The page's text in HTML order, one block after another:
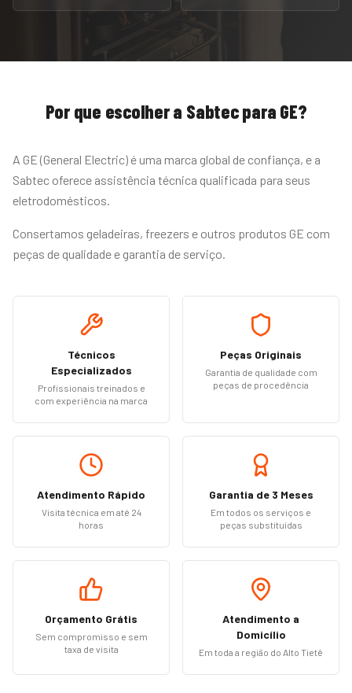
Por que escolher a Sabtec para GE?
A GE (General Electric) é uma marca global de confiança, e a
Sabtec oferece assistência técnica qualificada para seus
eletrodomésticos.
Consertamos geladeiras, freezers e outros produtos GE com
peças de qualidade e garantia de serviço.
Técnicos
Especializados
Profissionais treinados e
com experiência na marca
Peças Originais
Garantia de qualidade com
peças de procedência
Atendimento Rápido
Visita técnica em até 24
horas
Garantia de 3 Meses
Em todos os serviços e
peças substituídas
Orçamento Grátis
Sem compromisso e sem
taxa de visita
Atendimento a
Domicílio
Em toda a região do Alto Tietê